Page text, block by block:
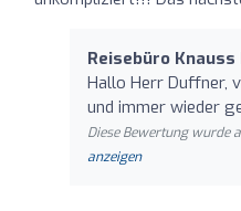
Reisebüro Knauss
Hallo Herr Duffner,
und immer wieder
Diese Bewertung wurde
anzeigen